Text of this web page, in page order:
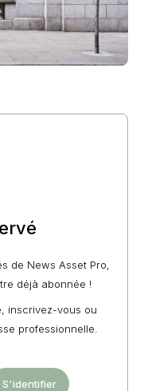
de News Asset Pro,
déjà abonnée !
inscrivez-vous ou
professionnelle.
S'identifier